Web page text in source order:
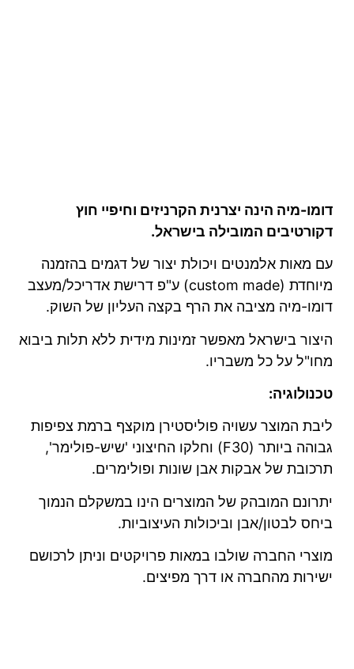
דומו-מיה הינה יצרנית הקרניזים וחיפיי חוץ
דקורטיבים המובילה בישראל.
עם מאות אלמנטים ויכולת יצור של דגמים בהזמנה
מיוחדת (custom made) ע"פ דרישת אדריכל/מעצב
דומו-מיה מציבה את הרף בקצה העליון של השוק.
היצור בישראל מאפשר זמינות מידית ללא תלות ביבוא
מחו"ל על כל משבריו.
טכנולוגיה:
ליבת המוצר עשויה פוליסטירן מוקצף ברמת צפיפות
גבוהה ביותר (F30) וחלקו החיצוני 'שיש-פולימר',
תרכובת של אבקות אבן שונות ופולימרים.
יתרונם המובהק של המוצרים הינו במשקלם הנמוך
ביחס לבטון/אבן וביכולות העיצוביות.
מוצרי החברה שולבו במאות פרויקטים וניתן לרכושם
ישירות מהחברה או דרך מפיצים.